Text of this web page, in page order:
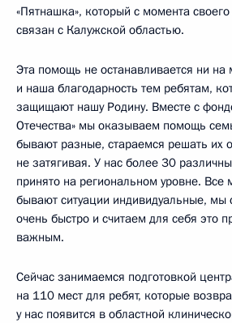
«Пятнашка», который с момента
связан с Калужской областью.
Эта помощь не останавливается ни на
и наша благодарность тем ребятам,
защищают нашу Родину. Вместе с
Отечества» мы оказываем помощь
бывают разные, стараемся решать их
не затягивая. У нас более 30
принято на региональном уровне.
бывают ситуации индивидуальные, мы
очень быстро и считаем для себя это
важным.
Сейчас занимаемся подготовкой
на 110 мест для ребят, которые
у нас появится в областной